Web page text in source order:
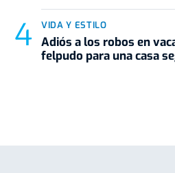
VIDA Y ESTILO
Adiós a los robos en
felpudo para una casa